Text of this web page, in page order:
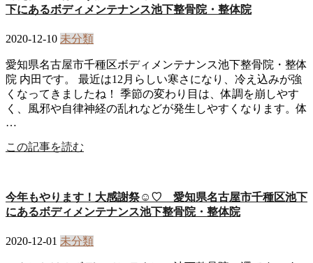
下にあるボディメンテナンス池下整骨院・整体院
2020-12-10 未分類
愛知県名古屋市千種区ボディメンテナンス池下整骨院・整体
院 内田です。 最近は12月らしい寒さになり、冷え込みが強
くなってきましたね！ 季節の変わり目は、体調を崩しやす
く、風邪や自律神経の乱れなどが発生しやすくなります。体
…
この記事を読む
今年もやります！大感謝祭☺♡ 愛知県名古屋市千種区池下
にあるボディメンテナンス池下整骨院・整体院
2020-12-01 未分類